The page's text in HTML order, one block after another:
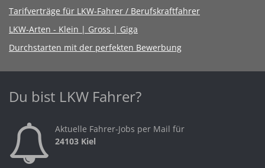
Tarifverträge für LKW-Fahrer / Berufskraftfahrer
LKW-Arten - Klein | Gross | Giga
Durchstarten mit der perfekten Bewerbung
Du bist LKW Fahrer?
Aktuelle Fahrer-Jobs per Mail für
24103 Kiel